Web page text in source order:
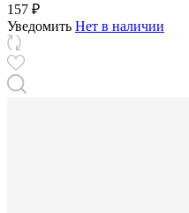
157 ₽
Уведомить Нет в наличии